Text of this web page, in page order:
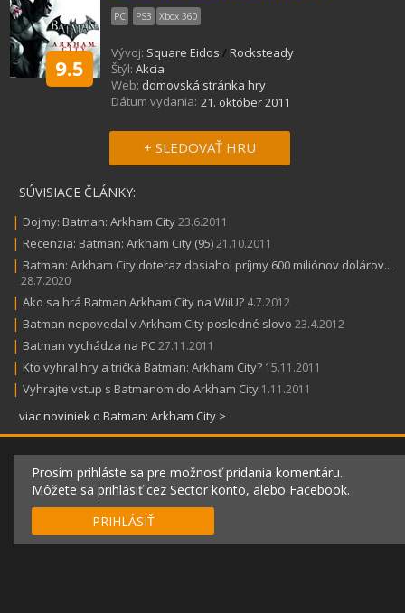
9.5
PC PS3 Xbox 360
Vývoj: Square Eidos / Rocksteady
Štýl: Akcia
Web: domovská stránka hry
Dátum vydania: 21. október 2011
+ SLEDOVAŤ HRU
SÚVISIACE ČLÁNKY:
| Dojmy: Batman: Arkham City23.6.2011
| Recenzia: Batman: Arkham City (95)21.10.2011
| Batman: Arkham City doteraz dosiahol príjmy 600 miliónov dolárov...
28.7.2020
| Ako sa hrá Batman Arkham City na WiiU? 4.7.2012
| Batman nepovedal v Arkham City posledné slovo 23.4.2012
| Batman vychádza na PC27.11.2011
| Kto vyhral hry a tričká Batman: Arkham City? 15.11.2011
| Vyhrajte vstup s Batmanom do Arkham City 1.11.2011
viac noviniek o Batman: Arkham City >
Prosím prihláste sa pre možnosť pridania komentáru.
Môžete sa prihlásiť cez Sector konto, alebo Facebook.
PRIHLÁSIŤ